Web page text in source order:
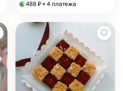
488 ₽ × 4 платежа